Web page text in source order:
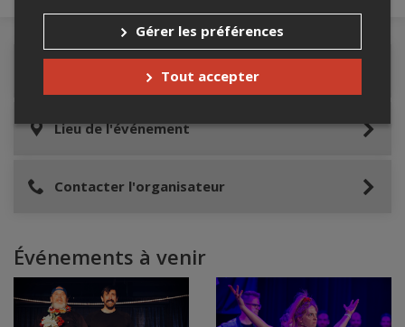
Détails de l'événement
Lieu de l'événement
Contacter l'organisateur
Événements à venir
Gérer les préférences
Tout accepter